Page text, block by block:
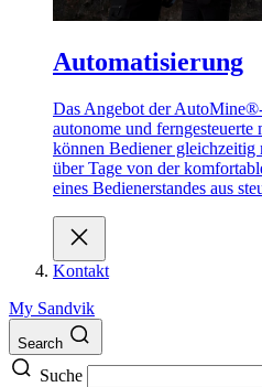
Automatisierung
Das Angebot der
autonome und
können Bediener gleichzeitig
über Tage von der
eines Bedienerstandes aus
Kontakt
My Sandvik
Search
Suche